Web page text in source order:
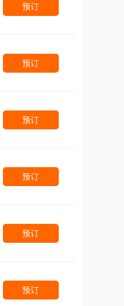
预订
预订
预订
预订
预订
预订